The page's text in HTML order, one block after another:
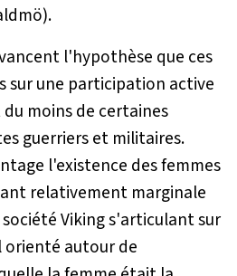
).
l'hypothèse que ces
sur une participation active
moins de certaines
guerriers et militaires.
l'existence des femmes
relativement marginale
Viking s'articulant sur
autour de